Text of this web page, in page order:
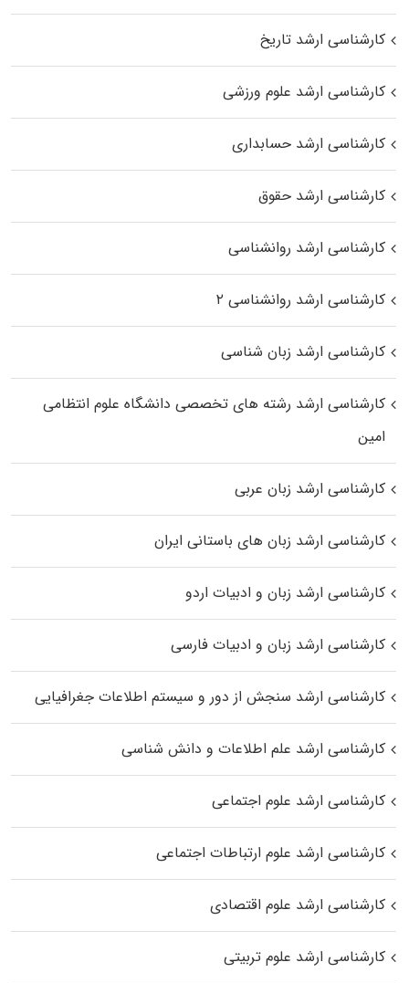
کارشناسی ارشد تاریخ
کارشناسی ارشد علوم ورزشی
کارشناسی ارشد حسابداری
کارشناسی ارشد حقوق
کارشناسی ارشد روانشناسی
کارشناسی ارشد روانشناسی ۲
کارشناسی ارشد زبان شناسی
کارشناسی ارشد رﺷﺘﻪ ﻫﺎی تخصصی داﻧﺸﮕﺎه ﻋﻠﻮم انتظامی
اﻣﻴﻦ
کارشناسی ارشد زبان عربی
کارشناسی ارشد زبان‌ های باستانی ایران
کارشناسی ارشد زبان و ادبیات اردو
کارشناسی ارشد زبان و ادبیات فارسی
کارشناسی ارشد سنجش از دور و سیستم اطلاعات جغرافیایی
کارشناسی ارشد علم اطلاعات و دانش شناسی
کارشناسی ارشد علوم اجتماعی
کارشناسی ارشد علوم ارتباطات اجتماعی
کارشناسی ارشد علوم اقتصادی
کارشناسی ارشد علوم تربیتی